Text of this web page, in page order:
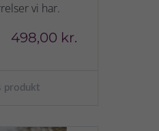
vi har.
498,00 kr.
produkt